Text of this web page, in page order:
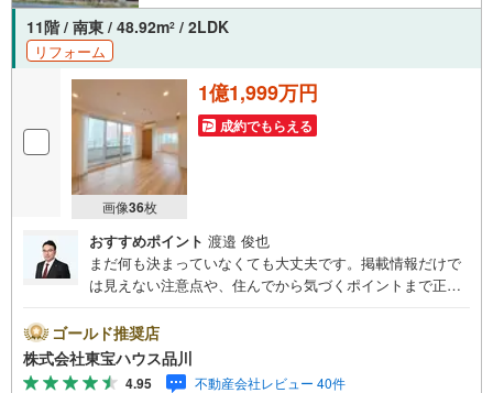
11階 / 南東 / 48.92m2 / 2LDK
リフォーム
画像36枚
1億1,999万円
成約でもらえる
おすすめポイント 渡邉 俊也
まだ何も決まっていなくても大丈夫です。掲載情報だけで
は見えない注意点や、住んでから気づくポイントまで正直
とも包み隠さずお伝えし、「納得して選ぶ」ためのサポー
トを大切にしています。現地でしか分からないリアルな情
報も含めて、一緒に後悔しない住まい探しを進めていきま
ゴールド推奨店
株式会社東宝ハウス品川
4.95 不動産会社レビュー 40件